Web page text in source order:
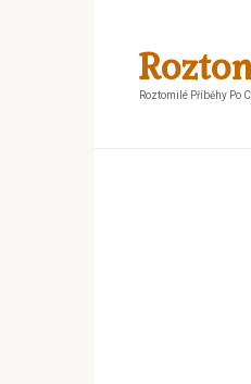
Roztomilé Příběhy Po